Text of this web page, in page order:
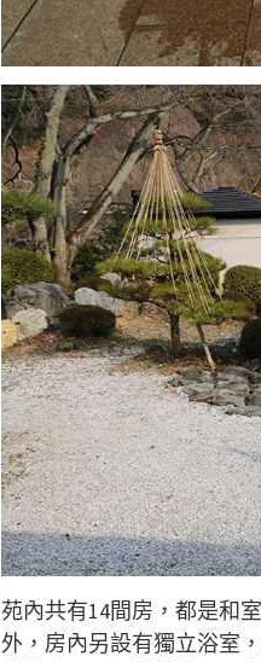
苑內共有14間房，都是和
外，房內另設有獨立浴室